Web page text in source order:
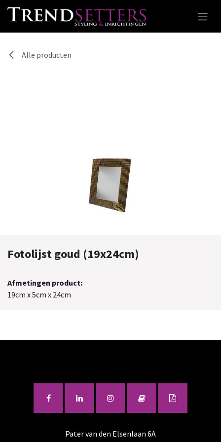
Overslaan naar inhoud
Alle producten
Fotolijst goud (19x24cm)
Afmetingen product:
19cm x 5cm x 24cm
Pater van den Elsenlaan 6A